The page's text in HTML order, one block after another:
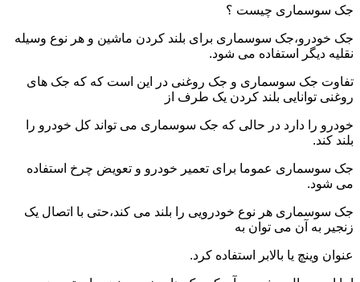
جک سوسماری چیست ؟
جک خودرو،جک سوسماری برای بلند کردن ماشین و هر نوع وسیله
نقلیه دیگر استفاده می شود.
تفاوت جک سوسماری و جک روغنی در این است که که جک های
روغنی توانایی بلند کردن یک طرف از
خودرو را دارد در حالی که جک سوسماری می تواند کل خودرو را
بلند کند.
جک سوسماری عموما برای تعمیر خودرو و تعویض چرخ استفاده
می شود.
جک سوسماری هر نوع خودرویی را بلند می کند،حتی با اتصال یک
زنجیر به آن می توان به
عنوان وینچ یا بالابر استفاده کرد.